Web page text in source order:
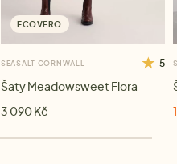
ECOVERO
SEASALT CORNWALL 5
Šaty Meadowsweet Flora
3 090 Kč